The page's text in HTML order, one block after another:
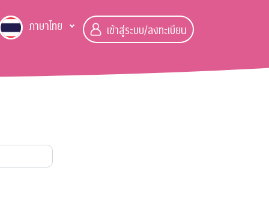
ภาษาไทย เข้าสู่ระบบ/ลงทะเบียน